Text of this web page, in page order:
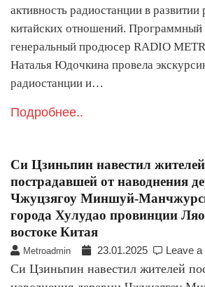
активность радиостанции в развитии
китайских отношений. Программный
генеральный продюсер RADIO
Наталья Юдочкина провела
радиостанции и…
Подробнее..
Си Цзиньпин навестил жителей
пострадавшей от наводнения
Чжуцзягоу Миншуй-
города Хулудао провинции
востоке Китая
Metroadmin 23.01.2025 Leave
Си Цзиньпин навестил жителей